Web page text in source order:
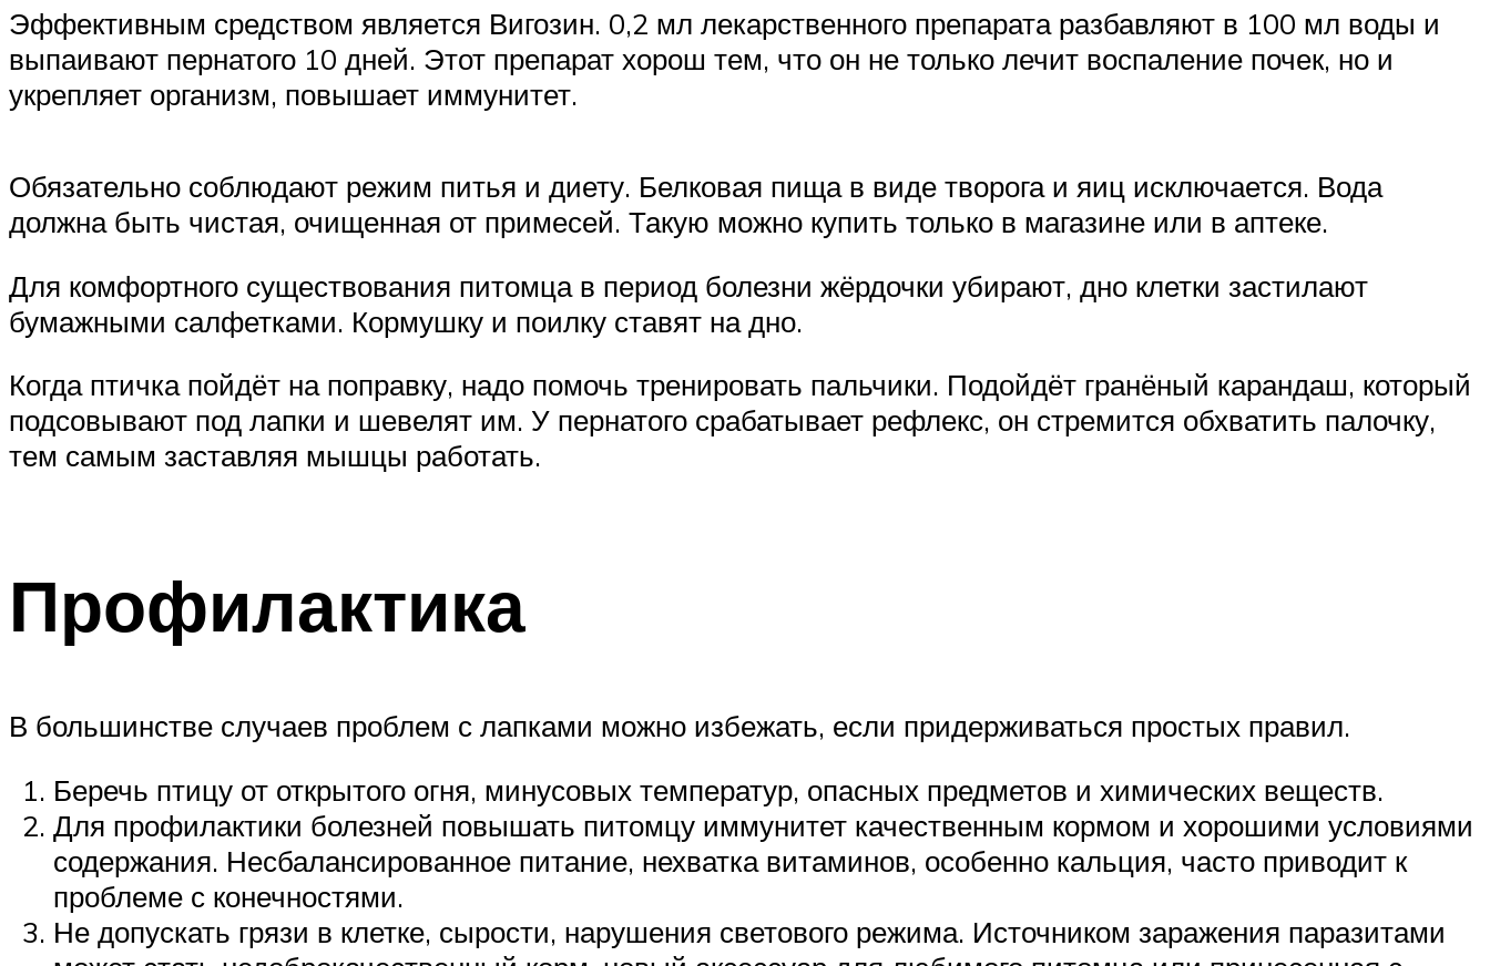
Эффективным средством является Вигозин. 0,2 мл лекарственного препарата разбавляют в 100 мл воды и
выпаивают пернатого 10 дней. Этот препарат хорош тем, что он не только лечит воспаление почек, но и
укрепляет организм, повышает иммунитет.
Обязательно соблюдают режим питья и диету. Белковая пища в виде творога и яиц исключается. Вода
должна быть чистая, очищенная от примесей. Такую можно купить только в магазине или в аптеке.
Для комфортного существования питомца в период болезни жёрдочки убирают, дно клетки застилают
бумажными салфетками. Кормушку и поилку ставят на дно.
Когда птичка пойдёт на поправку, надо помочь тренировать пальчики. Подойдёт гранёный карандаш, который
подсовывают под лапки и шевелят им. У пернатого срабатывает рефлекс, он стремится обхватить палочку,
тем самым заставляя мышцы работать.
Профилактика
В большинстве случаев проблем с лапками можно избежать, если придерживаться простых правил.
Беречь птицу от открытого огня, минусовых температур, опасных предметов и химических веществ.
Для профилактики болезней повышать питомцу иммунитет качественным кормом и хорошими условиями
содержания. Несбалансированное питание, нехватка витаминов, особенно кальция, часто приводит к
проблеме с конечностями.
Не допускать грязи в клетке, сырости, нарушения светового режима. Источником заражения паразитами